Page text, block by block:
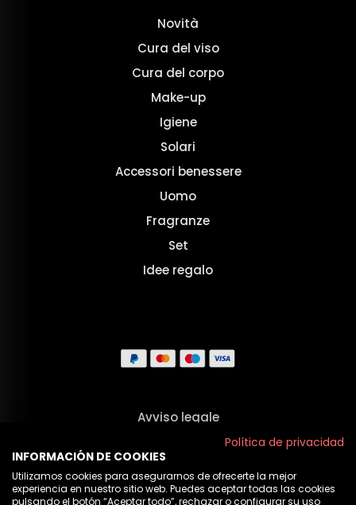
Novità
Cura del viso
Cura del corpo
Make-up
Igiene
Solari
Accessori benessere
Uomo
Fragranze
Set
Idee regalo
Avviso legale
Termini e Condizioni
Politica sui cookie
Política de privacidad
INFORMACIÓN DE COOKIES
Utilizamos cookies para asegurarnos de ofrecerte la mejor
experiencia en nuestro sitio web. Puedes aceptar todas las cookies
pulsando el botón “Aceptar todo”, rechazar o configurar su uso